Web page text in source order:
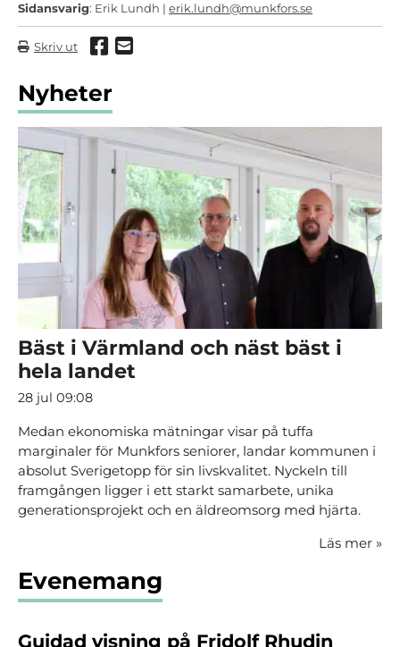
Sidansvarig: Erik Lundh | erik.lundh@munkfors.se
Skriv ut Dela via Facebook
Dela via mail
Nyheter
Bäst i Värmland och näst bäst i
hela landet
28 jul 09:08
Medan ekonomiska mätningar visar på tuffa
marginaler för Munkfors seniorer, landar kommunen i
absolut Sverigetopp för sin livskvalitet. Nyckeln till
framgången ligger i ett starkt samarbete, unika
generationsprojekt och en äldreomsorg med hjärta.
Läs mer »
Evenemang
Guidad visning på Fridolf Rhudin